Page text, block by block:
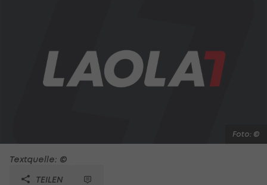
Foto: ©
Textquelle: ©
TEILEN